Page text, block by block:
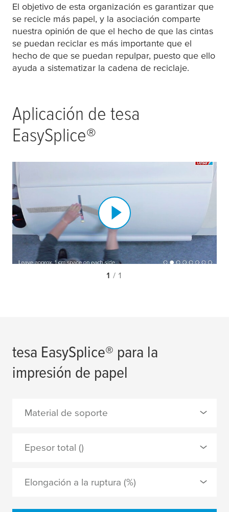
El objetivo de esta organización es garantizar que
se recicle más papel, y la asociación comparte
nuestra opinión de que el hecho de que las cintas
se puedan reciclar es más importante que el
hecho de que se puedan repulpar, puesto que ello
ayuda a sistematizar la cadena de reciclaje.
Aplicación de tesa
EasySplice®
1 / 1
tesa EasySplice® para la
impresión de papel
Material de soporte
0 Seleccionado
papel liso
Epesor total ()
Elongación a la ruptura (%)